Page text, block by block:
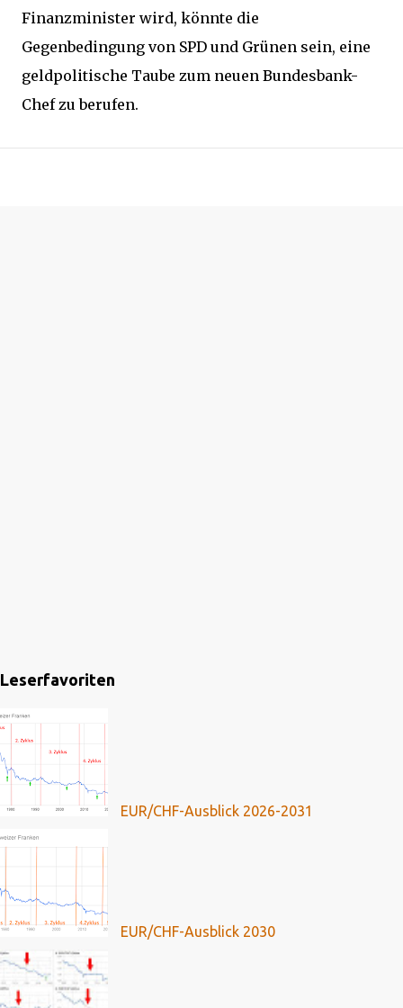
Finanzminister wird, könnte die
Gegenbedingung von SPD und Grünen sein, eine
geldpolitische Taube zum neuen Bundesbank-
Chef zu berufen.
Leserfavoriten
EUR/CHF-Ausblick 2026-2031
EUR/CHF-Ausblick 2030